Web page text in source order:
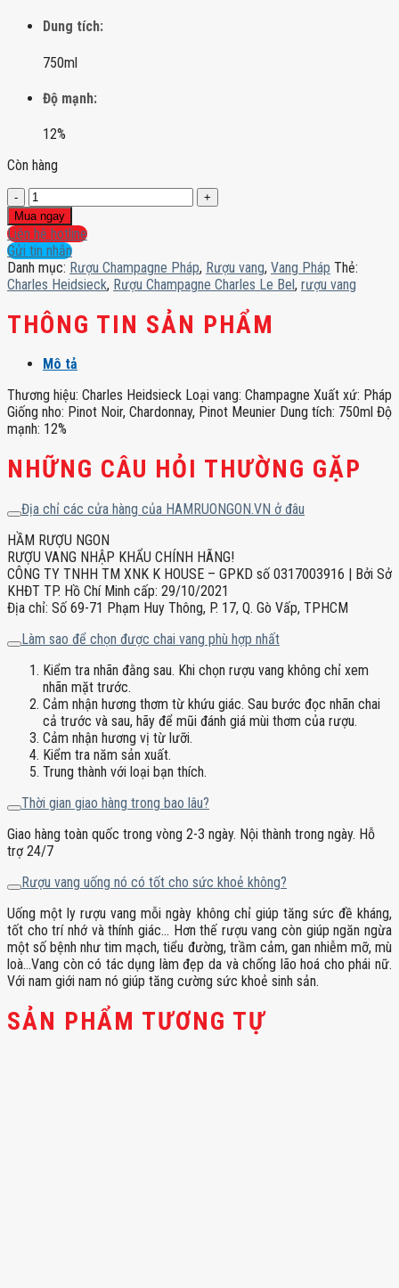
Dung tích:
750ml
Độ mạnh:
12%
Còn hàng
Rượu
Champagne
Charles
Le
Bel
số
lượng
Mua ngay
Liên hệ hotline
Gửi tin nhắn
Danh mục: Rượu Champagne Pháp, Rượu vang, Vang Pháp Thẻ:
Charles Heidsieck, Rượu Champagne Charles Le Bel, rượu vang
THÔNG TIN SẢN PHẨM
Mô tả
Thương hiệu: Charles Heidsieck Loại vang: Champagne Xuất xứ: Pháp
Giống nho: Pinot Noir, Chardonnay, Pinot Meunier Dung tích: 750ml Độ
mạnh: 12%
NHỮNG CÂU HỎI THƯỜNG GẶP
Địa chỉ các cửa hàng của HAMRUONGON.VN ở đâu
HẦM RƯỢU NGON
RƯỢU VANG NHẬP KHẨU CHÍNH HÃNG!
CÔNG TY TNHH TM XNK K HOUSE – GPKD số 0317003916 | Bởi Sở
KHĐT TP. Hồ Chí Minh cấp: 29/10/2021
Địa chỉ: Số 69-71 Phạm Huy Thông, P. 17, Q. Gò Vấp, TPHCM
Làm sao để chọn được chai vang phù hợp nhất
Kiểm tra nhãn đằng sau. Khi chọn rượu vang không chỉ xem
nhãn mặt trước.
Cảm nhận hương thơm từ khứu giác. Sau bước đọc nhãn chai
cả trước và sau, hãy để mũi đánh giá mùi thơm của rượu.
Cảm nhận hương vị từ lưỡi.
Kiểm tra năm sản xuất.
Trung thành với loại bạn thích.
Thời gian giao hàng trong bao lâu?
Giao hàng toàn quốc trong vòng 2-3 ngày. Nội thành trong ngày. Hỗ
trợ 24/7
Rượu vang uống nó có tốt cho sức khoẻ không?
Uống một ly rượu vang mỗi ngày không chỉ giúp tăng sức đề kháng,
tốt cho trí nhớ và thính giác… Hơn thế rượu vang còn giúp ngăn ngừa
một số bệnh như tim mạch, tiểu đường, trầm cảm, gan nhiễm mỡ, mù
loà…Vang còn có tác dụng làm đẹp da và chống lão hoá cho phái nữ.
Với nam giới nam nó giúp tăng cường sức khoẻ sinh sản.
SẢN PHẨM TƯƠNG TỰ